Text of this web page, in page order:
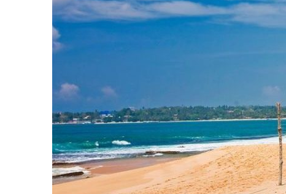
Пн. -
Сб
Запоріжжя
пр.
+38
+38
+38
0800
*ВАШЕ ІМ'Я
*E-MAIL